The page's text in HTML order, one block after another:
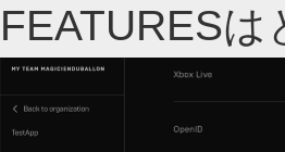
FEATURES